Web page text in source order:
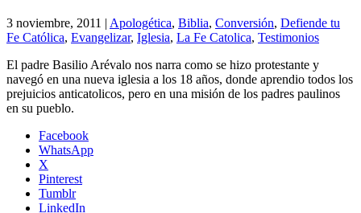
3 noviembre, 2011 | Apologética, Biblia, Conversión, Defiende tu
Fe Católica, Evangelizar, Iglesia, La Fe Catolica, Testimonios
El padre Basilio Arévalo nos narra como se hizo protestante y
navegó en una nueva iglesia a los 18 años, donde aprendio todos los
prejuicios anticatolicos, pero en una misión de los padres paulinos
en su pueblo.
Facebook
WhatsApp
X
Pinterest
Tumblr
LinkedIn